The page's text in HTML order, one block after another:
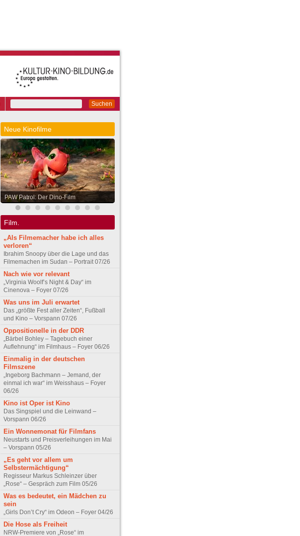
Suchen
Neue Kinofilme
PAW Patrol: Der Dino-Film
Film.
„Als Filmemacher habe ich alles
verloren“
Ibrahim Snoopy über die Lage und das
Filmemachen im Sudan – Portrait 07/26
Nach wie vor relevant
„Virginia Woolf’s Night & Day“ im
Cinenova – Foyer 07/26
Was uns im Juli erwartet
Das „größte Fest aller Zeiten“, Fußball
und Kino – Vorspann 07/26
Oppositionelle in der DDR
„Bärbel Bohley – Tagebuch einer
Auflehnung“ im Filmhaus – Foyer 06/26
Einmalig in der deutschen
Filmszene
„Ingeborg Bachmann – Jemand, der
einmal ich war“ im Weisshaus – Foyer
06/26
Kino ist Oper ist Kino
Das Singspiel und die Leinwand –
Vorspann 06/26
Ein Wonnemonat für Filmfans
Neustarts und Preisverleihungen im Mai
– Vorspann 05/26
„Es geht vor allem um
Selbstermächtigung“
Regisseur Markus Schleinzer über
„Rose“ – Gespräch zum Film 05/26
Was es bedeutet, ein Mädchen zu
sein
„Girls Don’t Cry“ im Odeon – Foyer 04/26
Die Hose als Freiheit
NRW-Premiere von „Rose“ im